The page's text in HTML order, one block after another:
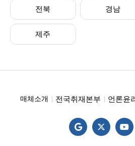
전북 경남
제주
매체소개 전국취재본부 언론윤